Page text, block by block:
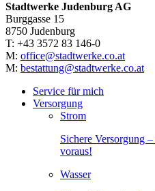
Stadtwerke Judenburg AG
Burggasse 15
8750 Judenburg
T: +43 3572 83 146-0
M: office@stadtwerke.co.at
M: bestattung@stadtwerke.co.at
Service für mich
Versorgung
Strom
Sichere Versorgung
voraus!
Wasser